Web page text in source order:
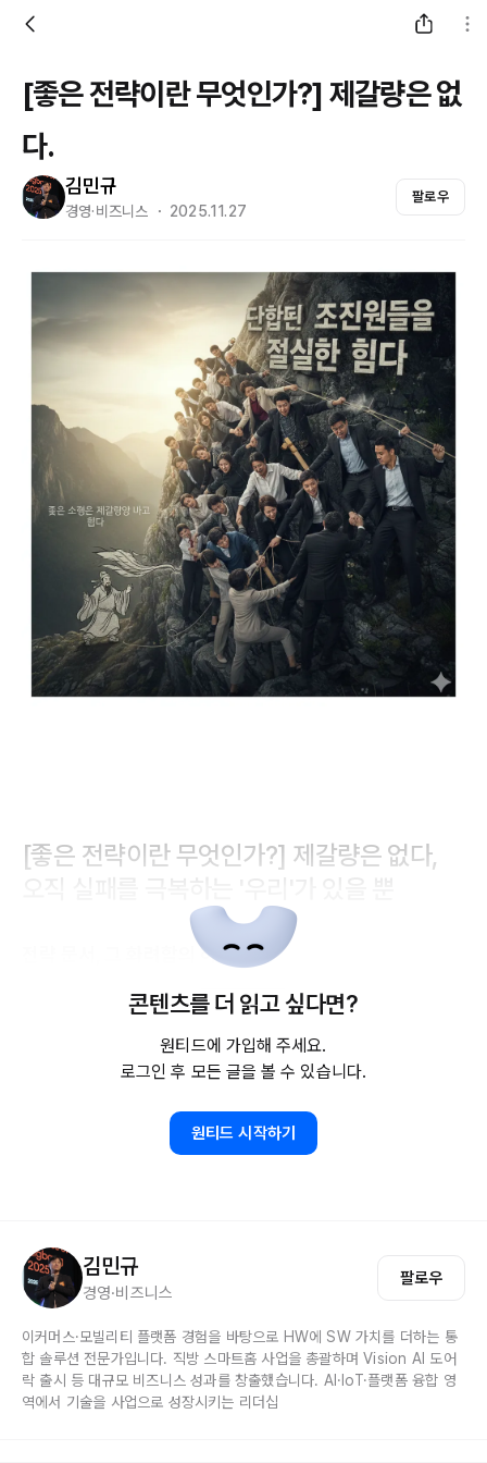
[좋은 전략이란 무엇인가?] 제갈량은 없
다.
김민규
경영·비즈니스 ・ 2025.11.27
팔로우
[좋은 전략이란 무엇인가?] 제갈량은 없다,
전략 문서, 그 화려함의 허상
우리가 흔히 회사에서 ‘전략’을 논할 때 떠올리는 이미지는 대개
시장(Market) 분석부터 시작해 우리가 가진 리소스(Resource)
를 점검하고, 그에 맞는 시장 적합 제품(MFP, Market Fit
콘텐츠를 더 읽고 싶다면?
원티드에 가입해 주세요.
로그인 후 모든 글을 볼 수 있습니다.
원티드 시작하기
김민규
경영·비즈니스
팔로우
이커머스·모빌리티 플랫폼 경험을 바탕으로 HW에 SW 가치를 더하는 통
합 솔루션 전문가입니다. 직방 스마트홈 사업을 총괄하며 Vision AI 도어
락 출시 등 대규모 비즈니스 성과를 창출했습니다. AI·IoT·플랫폼 융합 영
역에서 기술을 사업으로 성장시키는 리더십